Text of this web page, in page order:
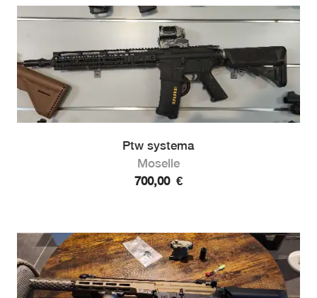
Ptw systema
Moselle
700,00 €